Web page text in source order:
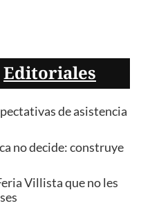
Editoriales
de asistencia
no decide: construye
Villista que no les